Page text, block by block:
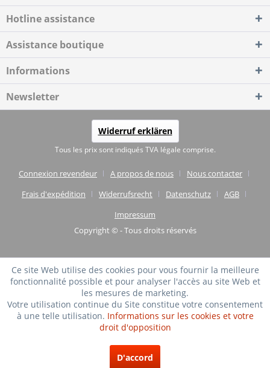
Hotline assistance
Assistance boutique
Informations
Newsletter
Widerruf erklären
Tous les prix sont indiqués TVA légale comprise.
Connexion revendeur A propos de nous
Nous contacter
Frais d'expédition
Widerrufsrecht Datenschutz
AGB
Impressum
Copyright © - Tous droits réservés
Ce site Web utilise des cookies pour vous fournir la meilleure
fonctionnalité possible et pour analyser l'accès au site Web et
les mesures de marketing.
Votre utilisation continue du Site constitue votre consentement
à une telle utilisation. Informations sur les cookies et votre
droit d'opposition
D'accord
(4.75 / 5)
Évaluations à: shopvote.de ⓘ